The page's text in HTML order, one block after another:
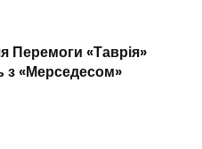
Перемоги «Таврія»
з «Мерседесом»